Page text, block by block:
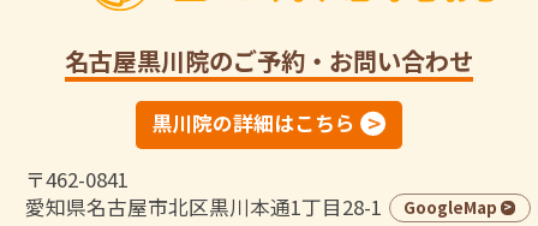
名古屋黒川院のご予約・お問い合わせ
黒川院の詳細はこちら
〒462-0841
愛知県名古屋市北区黒川本通1丁目28-1
GoogleMap